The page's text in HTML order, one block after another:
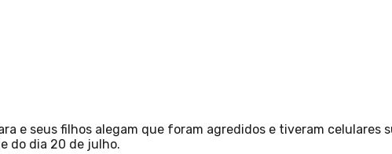
e seus filhos alegam que foram agredidos e tiveram celulares
do dia 20 de julho.